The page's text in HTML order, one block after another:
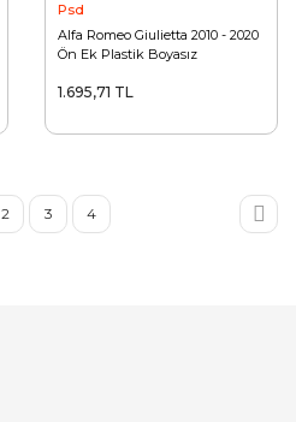
Psd
Alfa Romeo Giulietta 2010 - 2020
Ön Ek Plastik Boyasız
1.695,71 TL
2 3 4